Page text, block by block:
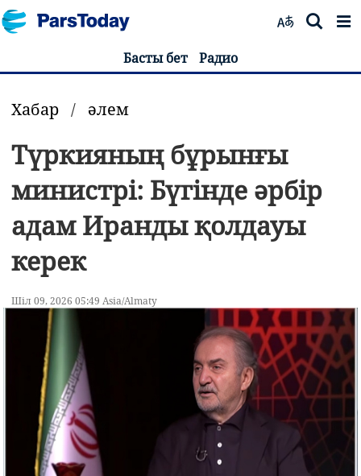
Басты бет Радио
Хабар / әлем
Түркияның бұрынғы
министрі: Бүгінде әрбір
адам Иранды қолдауы
керек
Шіл 09, 2026 05:49 Asia/Almaty